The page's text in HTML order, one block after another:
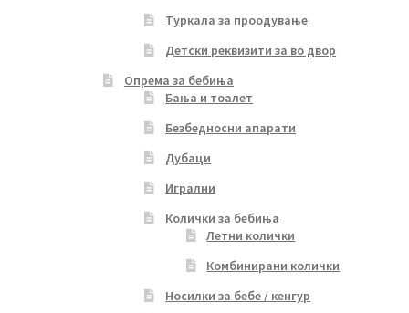
Туркала за проодување
Детски реквизити за во двор
Опрема за бебиња
Бања и тоалет
Безбедносни апарати
Дубаци
Игрални
Колички за бебиња
Летни колички
Комбинирани колички
Носилки за бебе / кенгур